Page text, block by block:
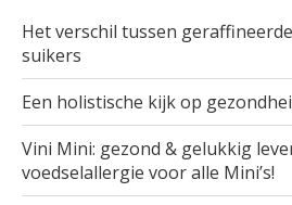
Het verschil tussen
suikers
Een holistische kijk op
Vini Mini: gezond & gelukkig
voedselallergie voor alle Mini’s!